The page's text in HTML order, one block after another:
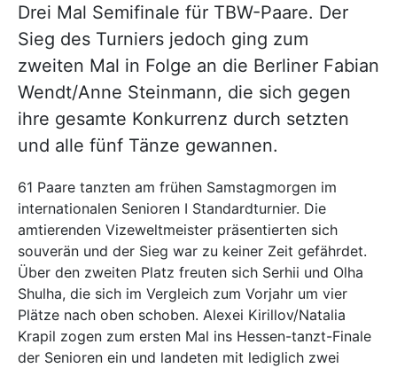
Drei Mal Semifinale für TBW-Paare. Der
Sieg des Turniers jedoch ging zum
zweiten Mal in Folge an die Berliner Fabian
Wendt/Anne Steinmann, die sich gegen
ihre gesamte Konkurrenz durch setzten
und alle fünf Tänze gewannen.
61 Paare tanzten am frühen Samstagmorgen im
internationalen Senioren I Standardturnier. Die
amtierenden Vizeweltmeister präsentierten sich
souverän und der Sieg war zu keiner Zeit gefährdet.
Über den zweiten Platz freuten sich Serhii und Olha
Shulha, die sich im Vergleich zum Vorjahr um vier
Plätze nach oben schoben. Alexei Kirillov/Natalia
Krapil zogen zum ersten Mal ins Hessen-tanzt-Finale
der Senioren ein und landeten mit lediglich zwei